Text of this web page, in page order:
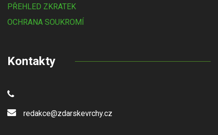
PŘEHLED ZKRATEK
OCHRANA SOUKROMÍ
Kontakty
redakce@zdarskevrchy.cz